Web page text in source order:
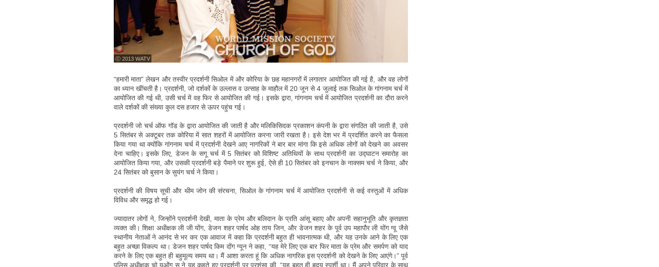
ⓒ 2013 WATV
“हमारी माता” लेखन और तस्वीर प्रदर्शनी सिओल में और कोरिया के छह महानगरों में लगातार आयोजित की गई है, और वह लोगों
का ध्यान खींचती है। प्रदर्शनी, जो दर्शकों के उल्लास व उत्साह के माहौल में 20 जून से 4 जुलाई तक सिओल के गांगनाम चर्च में
आयोजित की गई थी, उसी चर्च में वह फिर से आयोजित की गई। इसके द्वारा, गांगनाम चर्च में आयोजित प्रदर्शनी का दौरा करने
वाले दर्शकों की संख्या कुल दस हजार से ऊपर पहुंच गई।
प्रदर्शनी जो चर्च ऑफ गॉड के द्वारा आयोजित की जाती है और मलिकिसिदक प्रकाशन कंपनी के द्वारा संगठित की जाती है, उसे
5 सितंबर से अक्टूबर तक कोरिया में सात शहरों में आयोजित करना जारी रखता है। इसे देश भर में प्रदर्शित करने का फैसला
किया गया था क्योंकि गांगनाम चर्च में प्रदर्शनी देखने आए नागरिकों ने बार बार मांगा कि इसे अधिक लोगों को देखने का अवसर
देना चाहिए। इसके लिए, डेजन के सगू चर्च में 5 सितंबर को विशिष्ट अतिथियों के साथ प्रदर्शनी का उद्घाटन समारोह का
आयोजित किया गया, और उसकी प्रदर्शनी बड़े पैमाने पर शुरू हुई, ऐसे ही 10 सितंबर को इनचान के नाक्सम चर्च ने किया, और
24 सितंबर को बुसान के सुयंग चर्च ने किया।
प्रदर्शनी की विषय सूची और थीम जोन की संरचना, सिओल के गांगनाम चर्च में आयोजित प्रदर्शनी से कई वस्तुओं में अधिक
विविध और समृद्ध हो गई।
ज्यादातर लोगों ने, जिन्होंने प्रदर्शनी देखी, माता के प्रेम और बलिदान के प्रति आंसू बहाए और अपनी सहानुभूति और कृतज्ञता
व्यक्त की। शिक्षा अधीक्षक ली जी योंग, डेजन शहर पार्षद ओह ताय जिन, और डेजन शहर के पूर्व उप महापौर ली योंग ग्वू जैसे
स्थानीय नेताओं ने आनंद से भर कर एक आवाज में कहा कि प्रदर्शनी बहुत ही भावनात्मक थी, और यह उनके आने के लिए एक
बहुत अच्छा विकल्प था। डेजन शहर पार्षद किम दोंग ग्यून ने कहा, “यह मेरे लिए एक बार फिर माता के प्रेम और समर्पण को याद
करने के लिए एक बहुत ही बहुमूल्य समय था। मैं आशा करता हूं कि अधिक नागरिक इस प्रदर्शनी को देखने के लिए आएंगे।” पूर्व
पुलिस अधीक्षक चो यओंग सु ने यह कहते हुए प्रदर्शनी पर प्रशंसा की, “यह बहुत ही हृदय स्पर्शी था। मैं अपने परिवार के साथ